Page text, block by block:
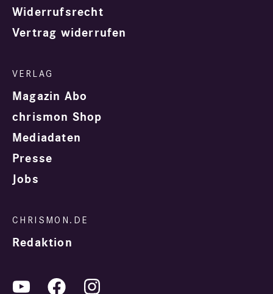
Widerrufsrecht
Vertrag widerrufen
Magazin Abo
chrismon Shop
Mediadaten
Presse
Jobs
Redaktion